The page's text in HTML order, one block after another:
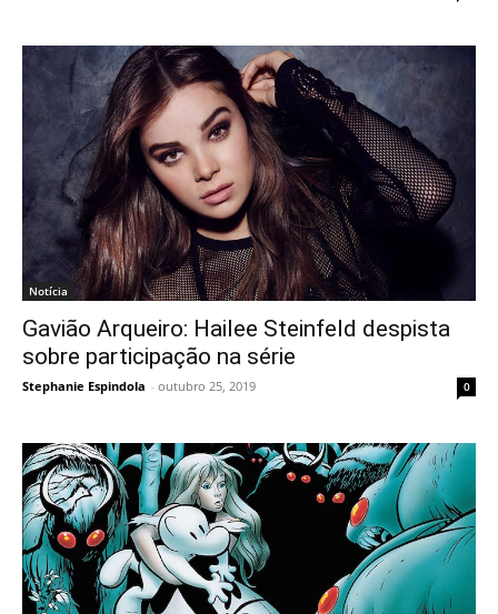
Notícia
Gavião Arqueiro: Hailee Steinfeld despista
sobre participação na série
Stephanie Espindola - outubro 25, 2019 0